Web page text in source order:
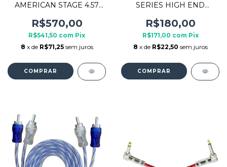
AMERICAN STAGE 4.57
R$570,00
R$541,50 com Pix
8 x de R$71,25 sem juros
SERIES HIGH END
R$180,00
R$171,00 com Pix
8 x de R$22,50 sem juros